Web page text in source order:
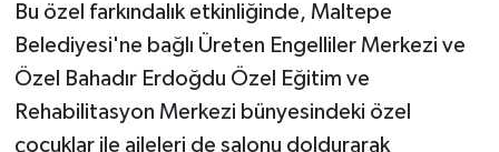
Bu özel farkındalık etkinliğinde, Maltepe
Belediyesi'ne bağlı Üreten Engelliler Merkezi ve
Özel Bahadır Erdoğdu Özel Eğitim ve
Rehabilitasyon Merkezi bünyesindeki özel
çocuklar ile aileleri de salonu doldurarak